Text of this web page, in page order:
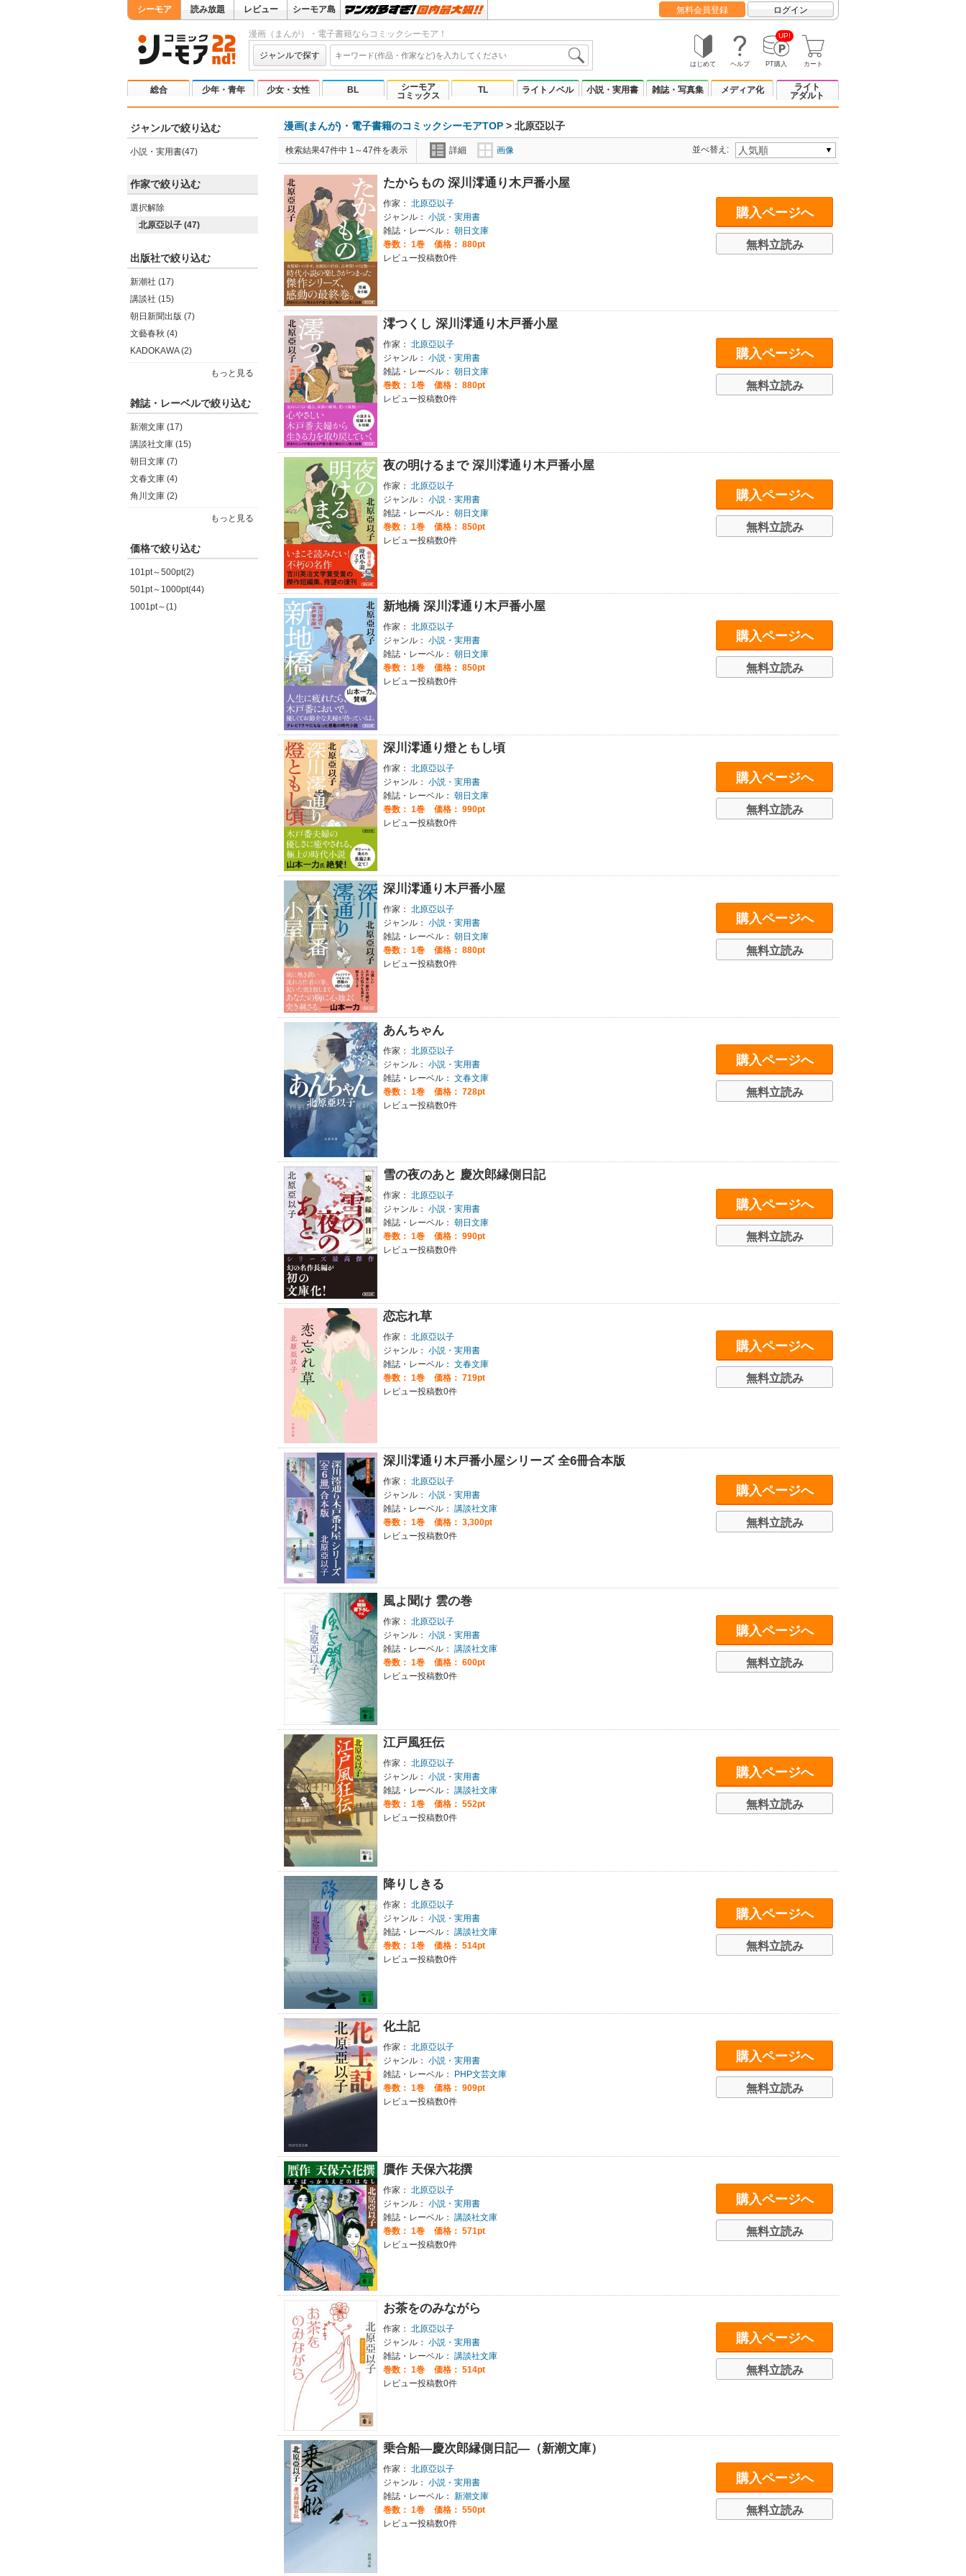
シーモア 読み放題 レビュー シーモア島 無料会員登録 ログイン
漫画（まんが）・電子書籍ならコミックシーモア！
ジャンルで探す
はじめて ヘルプ
UP!
PT購入 カート
総合 少年・青年 少女・女性 BL
シーモア
コミックス
TL ライトノベル 小説・実用書 雑誌・写真集 メディア化
ライト
アダルト
ジャンルで絞り込む
小説・実用書(47)
作家で絞り込む
選択解除
北原亞以子 (47)
出版社で絞り込む
新潮社 (17)
講談社 (15)
朝日新聞出版 (7)
文藝春秋 (4)
KADOKAWA (2)
もっと見る
雑誌・レーベルで絞り込む
新潮文庫 (17)
講談社文庫 (15)
朝日文庫 (7)
文春文庫 (4)
角川文庫 (2)
もっと見る
価格で絞り込む
101pt～500pt(2)
501pt～1000pt(44)
1001pt～(1)
漫画(まんが)・電子書籍のコミックシーモアTOP > 北原亞以子
検索結果47件中 1～47件を表示 詳細 画像 並べ替え:
たからもの 深川澪通り木戸番小屋
作家： 北原亞以子
ジャンル： 小説・実用書
雑誌・レーベル： 朝日文庫
巻数： 1巻
価格： 880pt
レビュー投稿数0件
購入ページへ
無料立読み
澪つくし 深川澪通り木戸番小屋
作家： 北原亞以子
ジャンル： 小説・実用書
雑誌・レーベル： 朝日文庫
巻数： 1巻
価格： 880pt
レビュー投稿数0件
購入ページへ
無料立読み
夜の明けるまで 深川澪通り木戸番小屋
作家： 北原亞以子
ジャンル： 小説・実用書
雑誌・レーベル： 朝日文庫
巻数： 1巻
価格： 850pt
レビュー投稿数0件
購入ページへ
無料立読み
新地橋 深川澪通り木戸番小屋
作家： 北原亞以子
ジャンル： 小説・実用書
雑誌・レーベル： 朝日文庫
巻数： 1巻
価格： 850pt
レビュー投稿数0件
購入ページへ
無料立読み
深川澪通り燈ともし頃
作家： 北原亞以子
ジャンル： 小説・実用書
雑誌・レーベル： 朝日文庫
巻数： 1巻
価格： 990pt
レビュー投稿数0件
購入ページへ
無料立読み
深川澪通り木戸番小屋
作家： 北原亞以子
ジャンル： 小説・実用書
雑誌・レーベル： 朝日文庫
巻数： 1巻
価格： 880pt
レビュー投稿数0件
購入ページへ
無料立読み
あんちゃん
作家： 北原亞以子
ジャンル： 小説・実用書
雑誌・レーベル： 文春文庫
巻数： 1巻
価格： 728pt
レビュー投稿数0件
購入ページへ
無料立読み
雪の夜のあと 慶次郎縁側日記
作家： 北原亞以子
ジャンル： 小説・実用書
雑誌・レーベル： 朝日文庫
巻数： 1巻
価格： 990pt
レビュー投稿数0件
購入ページへ
無料立読み
恋忘れ草
作家： 北原亞以子
ジャンル： 小説・実用書
雑誌・レーベル： 文春文庫
巻数： 1巻
価格： 719pt
レビュー投稿数0件
購入ページへ
無料立読み
深川澪通り木戸番小屋シリーズ 全6冊合本版
作家： 北原亞以子
ジャンル： 小説・実用書
雑誌・レーベル： 講談社文庫
巻数： 1巻
価格： 3,300pt
レビュー投稿数0件
購入ページへ
無料立読み
風よ聞け 雲の巻
作家： 北原亞以子
ジャンル： 小説・実用書
雑誌・レーベル： 講談社文庫
巻数： 1巻
価格： 600pt
レビュー投稿数0件
購入ページへ
無料立読み
江戸風狂伝
作家： 北原亞以子
ジャンル： 小説・実用書
雑誌・レーベル： 講談社文庫
巻数： 1巻
価格： 552pt
レビュー投稿数0件
購入ページへ
無料立読み
降りしきる
作家： 北原亞以子
ジャンル： 小説・実用書
雑誌・レーベル： 講談社文庫
巻数： 1巻
価格： 514pt
レビュー投稿数0件
購入ページへ
無料立読み
化土記
作家： 北原亞以子
ジャンル： 小説・実用書
雑誌・レーベル：
PHP文芸文庫
巻数： 1巻
価格： 909pt
レビュー投稿数0件
購入ページへ
無料立読み
贋作 天保六花撰
作家： 北原亞以子
ジャンル： 小説・実用書
雑誌・レーベル： 講談社文庫
巻数： 1巻
価格： 571pt
レビュー投稿数0件
購入ページへ
無料立読み
お茶をのみながら
作家： 北原亞以子
ジャンル： 小説・実用書
雑誌・レーベル： 講談社文庫
巻数： 1巻
価格： 514pt
レビュー投稿数0件
購入ページへ
無料立読み
乗合船―慶次郎縁側日記―（新潮文庫）
作家： 北原亞以子
ジャンル： 小説・実用書
雑誌・レーベル： 新潮文庫
巻数： 1巻
価格： 550pt
レビュー投稿数0件
購入ページへ
無料立読み